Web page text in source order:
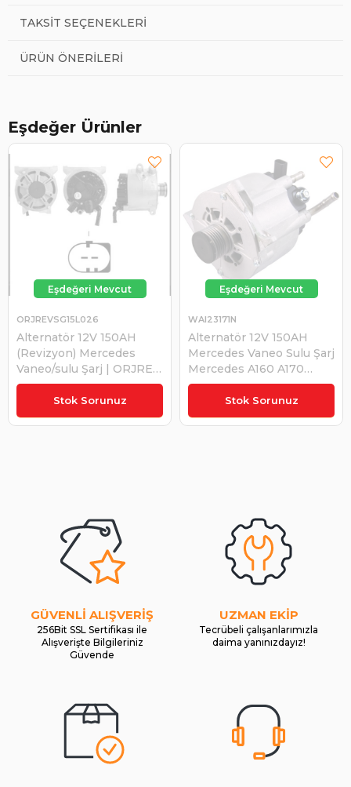
TAKSIT SEÇENEKLERI
ÜRÜN ÖNERILERI
Eşdeğer Ürünler
Stok Sorunuz
Alternatör 12V 150AH
(Revizyon) Mercedes
Vaneo/sulu Şarj | ORJREV
SG15L026
ORJREVSG15L026
Stok Sorunuz
Alternatör 12V 150AH
Mercedes Vaneo Sulu Şarj
Mercedes A160 A170
Vaneo 1.7CDI Sulu
6681540302 SG15L026
A6681540102 439455 |
WAI23171N
GÜVENLİ ALIŞVERİŞ
256Bit SSL Sertifikası ile
Alışverişte Bilgileriniz
Güvende
UZMAN EKİP
Tecrübeli çalışanlarımızla
daima yanınızdayız!